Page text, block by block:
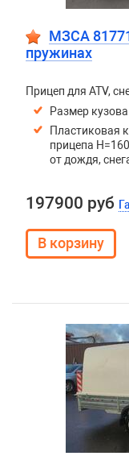
МЗСА
пружинах
Прицеп для ATV,
Размер
Пластиковая
прицепа
от дождя,
197900 руб